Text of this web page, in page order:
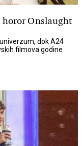
Onslaught
dok A24
filmova godine